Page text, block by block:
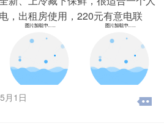
，出租房使用，220元有意电联
月1日